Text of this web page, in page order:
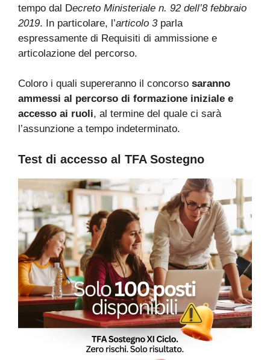
tempo dal Decreto Ministeriale n. 92 dell’8 febbraio
2019. In particolare, l’articolo 3parla
espressamente di Requisiti di ammissione e
articolazione del percorso.
Coloro i quali supereranno il concorso saranno
ammessi al percorso di formazione iniziale e
accesso ai ruoli, al termine del quale ci sarà
l’assunzione a tempo indeterminato.
Test di accesso al TFA Sostegno